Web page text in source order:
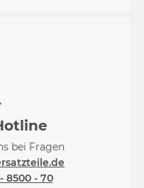
bei Fragen
8500 - 70